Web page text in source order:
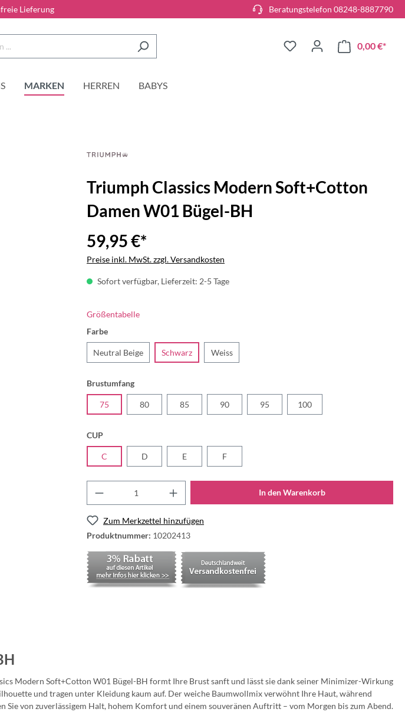
Lieferung Beratungstelefon 08248-8887790
0,00 €*
MARKEN HERREN BABYS
Triumph Classics Modern Soft+Cotton
Damen W01 Bügel-BH
59,95 €*
Preise inkl. MwSt. zzgl. Versandkosten
Sofort verfügbar, Lieferzeit: 2-5 Tage
Größentabelle
Farbe
Neutral Beige Schwarz Weiss
Brustumfang
75 80 85 90 95 100
CUP
C D E F
In den Warenkorb
Zum Merkzettel hinzufügen
Produktnummer: 10202413
Modern Soft+Cotton W01 Bügel-BH formt Ihre Brust sanft und lässt sie dank seiner Minimizer-Wirkung
und tragen unter Kleidung kaum auf. Der weiche Baumwollmix verwöhnt Ihre Haut, während
von zuverlässigem Halt, hohem Komfort und einem souveränen Auftritt – vom Morgen bis zum Abend.